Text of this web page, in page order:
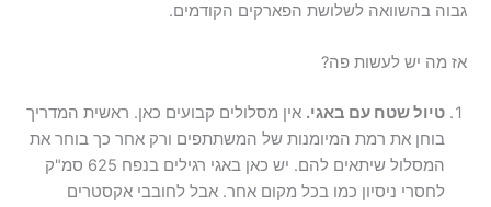
גבוה בהשוואה לשלושת הפארקים הקודמים.
אז מה יש לעשות פה?
טיול שטח עם באגי. אין מסלולים קבועים כאן. ראשית המדריך
בוחן את רמת המיומנות של המשתתפים ורק אחר כך בוחר את
המסלול שיתאים להם. יש כאן באגי רגילים בנפח 625 סמ"ק
לחסרי ניסיון כמו בכל מקום אחר. אבל לחובבי אקסטרים